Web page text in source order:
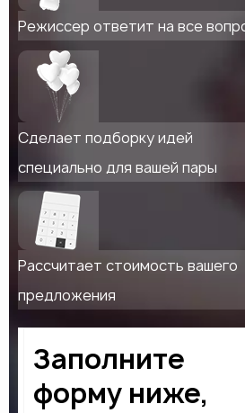
Режиссер ответит на все
Сделает подборку идей
специально для вашей пары
Рассчитает стоимость вашего
предложения
Заполните
форму ниже,